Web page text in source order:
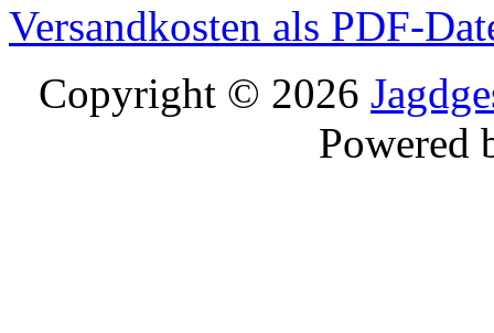
Versandkosten als PDF-
Copyright © 2026
Powered